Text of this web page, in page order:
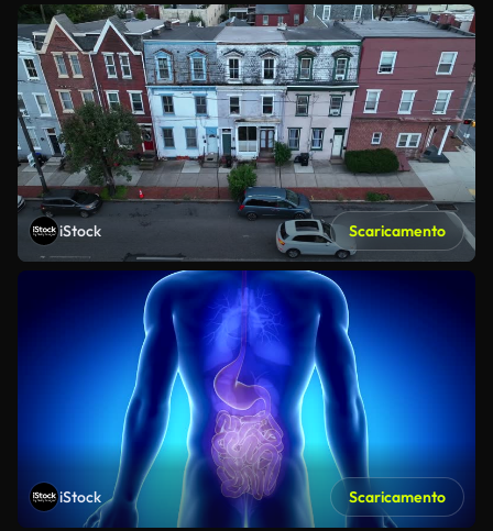
iStock Scaricamento
iStock Scaricamento